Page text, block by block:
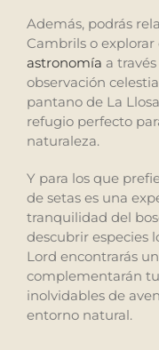
Además, podrás
Cambrils o
astronomía a
observación
pantano de La
refugio perfecto
naturaleza.
Y para los que
de setas es una
tranquilidad del
descubrir especies
Lord encontrarás
complementarán
inolvidables de
entorno natural.